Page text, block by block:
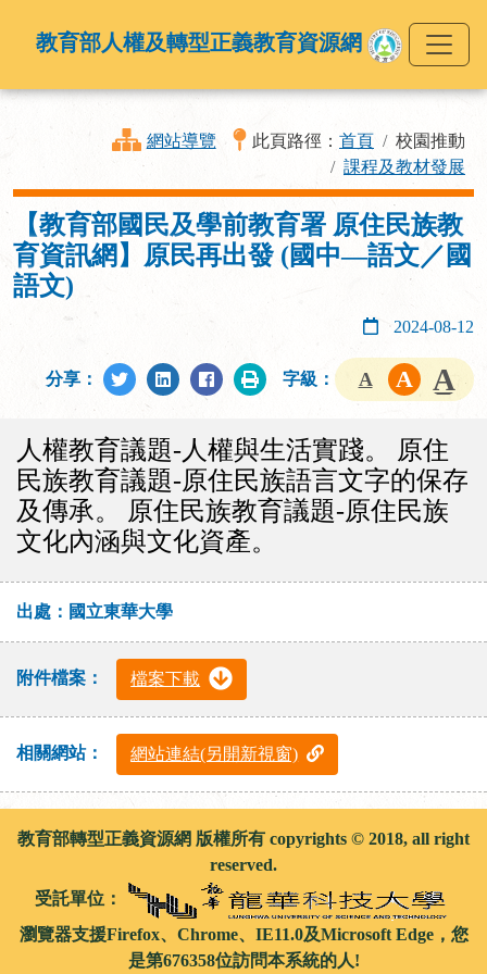
教育部人權及轉型正義教育資源網
網站導覽 此頁路徑： 首頁
校園推動
課程及教材發展
【教育部國民及學前教育署 原住民族教
育資訊網】原民再出發 (國中—語文／國
語文)
2024-08-12
分享： 字級：
人權教育議題-人權與生活實踐。 原住
民族教育議題-原住民族語言文字的保存
及傳承。 原住民族教育議題-原住民族
文化內涵與文化資產。
出處：國立東華大學
附件檔案： 檔案下載
相關網站： 網站連結(另開新視窗)
教育部轉型正義資源網 版權所有 copyrights © 2018, all right
reserved.
受託單位：
瀏覽器支援Firefox、Chrome、IE11.0及Microsoft Edge，您
是第676358位訪問本系統的人!